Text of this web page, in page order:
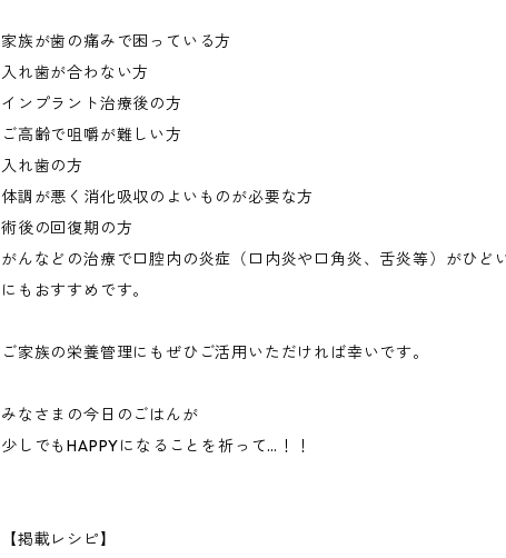
家族が歯の痛みで困っている方
入れ歯が合わない方
インプラント治療後の方
ご高齢で咀嚼が難しい方
入れ歯の方
体調が悪く消化吸収のよいものが必要な方
術後の回復期の方
がんなどの治療で口腔内の炎症（口内炎や口角炎、舌炎等）がひど
にもおすすめです。
ご家族の栄養管理にもぜひご活用いただければ幸いです。
みなさまの今日のごはんが
少しでもHAPPYになることを祈って…！！
【掲載レシピ】